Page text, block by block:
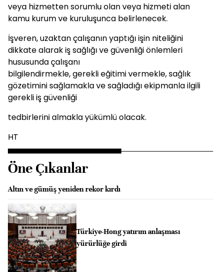
veya hizmetten sorumlu olan veya hizmeti alan
kamu kurum ve kuruluşunca belirlenecek.
İşveren, uzaktan çalışanın yaptığı işin niteliğini
dikkate alarak iş sağlığı ve güvenliği önlemleri
hususunda çalışanı
bilgilendirmekle, gerekli eğitimi vermekle, sağlık
gözetimini sağlamakla ve sağladığı ekipmanla ilgili
gerekli iş güvenliği
tedbirlerini almakla yükümlü olacak.
HT
Öne Çıkanlar
Altın ve gümüş yeniden rekor kırdı
Türkiye-Hong yatırım anlaşması
yürürlüğe girdi